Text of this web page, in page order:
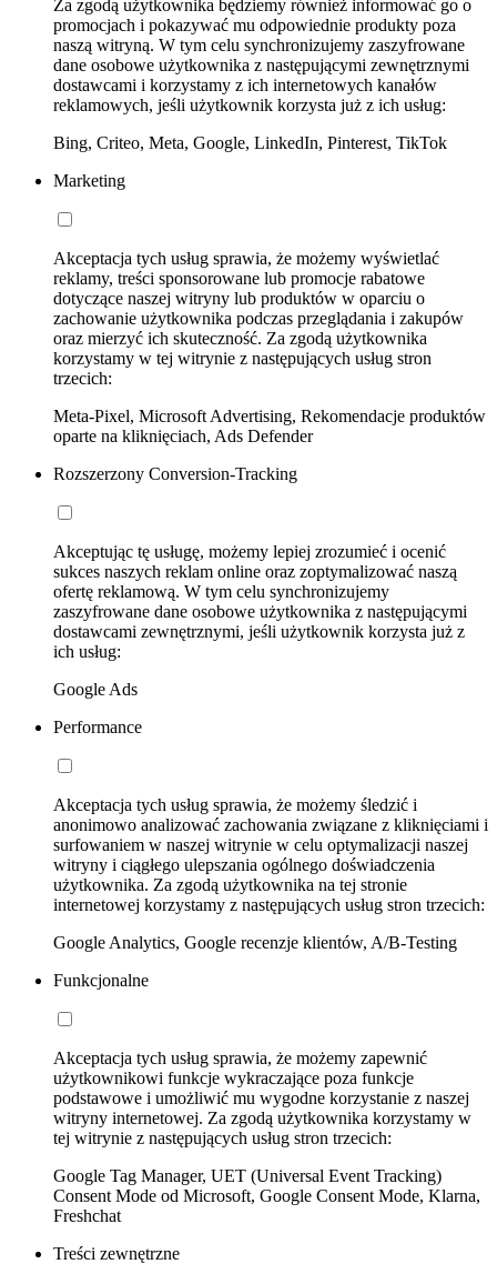
Za zgodą użytkownika będziemy również informować go o
promocjach i pokazywać mu odpowiednie produkty poza
naszą witryną. W tym celu synchronizujemy zaszyfrowane
dane osobowe użytkownika z następującymi zewnętrznymi
dostawcami i korzystamy z ich internetowych kanałów
reklamowych, jeśli użytkownik korzysta już z ich usług:
Bing, Criteo, Meta, Google, LinkedIn, Pinterest, TikTok
Marketing
Akceptacja tych usług sprawia, że możemy wyświetlać
reklamy, treści sponsorowane lub promocje rabatowe
dotyczące naszej witryny lub produktów w oparciu o
zachowanie użytkownika podczas przeglądania i zakupów
oraz mierzyć ich skuteczność. Za zgodą użytkownika
korzystamy w tej witrynie z następujących usług stron
trzecich:
Meta-Pixel, Microsoft Advertising, Rekomendacje produktów
oparte na kliknięciach, Ads Defender
Rozszerzony Conversion-Tracking
Akceptując tę usługę, możemy lepiej zrozumieć i ocenić
sukces naszych reklam online oraz zoptymalizować naszą
ofertę reklamową. W tym celu synchronizujemy
zaszyfrowane dane osobowe użytkownika z następującymi
dostawcami zewnętrznymi, jeśli użytkownik korzysta już z
ich usług:
Google Ads
Performance
Akceptacja tych usług sprawia, że możemy śledzić i
anonimowo analizować zachowania związane z kliknięciami i
surfowaniem w naszej witrynie w celu optymalizacji naszej
witryny i ciągłego ulepszania ogólnego doświadczenia
użytkownika. Za zgodą użytkownika na tej stronie
internetowej korzystamy z następujących usług stron trzecich:
Google Analytics, Google recenzje klientów, A/B-Testing
Funkcjonalne
Akceptacja tych usług sprawia, że możemy zapewnić
użytkownikowi funkcje wykraczające poza funkcje
podstawowe i umożliwić mu wygodne korzystanie z naszej
witryny internetowej. Za zgodą użytkownika korzystamy w
tej witrynie z następujących usług stron trzecich:
Google Tag Manager, UET (Universal Event Tracking)
Consent Mode od Microsoft, Google Consent Mode, Klarna,
Freshchat
Treści zewnętrzne